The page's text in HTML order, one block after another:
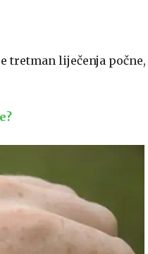
liječenja počne,